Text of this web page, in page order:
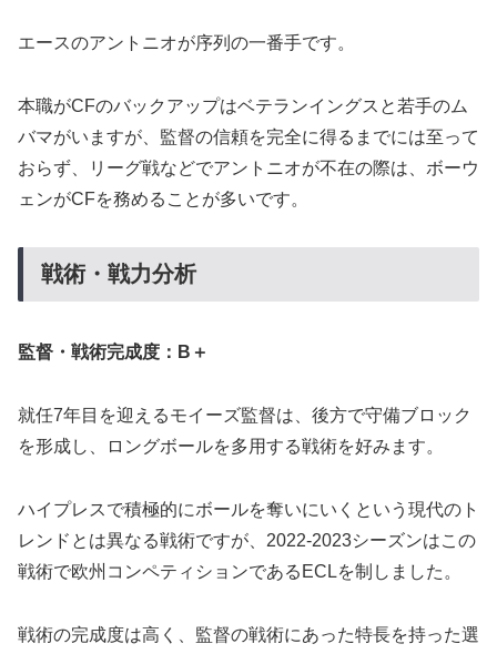
エースのアントニオが序列の一番手です。
本職がCFのバックアップはベテランイングスと若手のム
バマがいますが、監督の信頼を完全に得るまでには至って
おらず、リーグ戦などでアントニオが不在の際は、ボーウ
ェンがCFを務めることが多いです。
戦術・戦力分析
監督・戦術完成度： B＋
就任7年目を迎えるモイーズ監督は、後方で守備ブロック
を形成し、ロングボールを多用する戦術を好みます。
ハイプレスで積極的にボールを奪いにいくという現代のト
レンドとは異なる戦術ですが、2022-2023シーズンはこの
戦術で欧州コンペティションであるECLを制しました。
戦術の完成度は高く、監督の戦術にあった特長を持った選